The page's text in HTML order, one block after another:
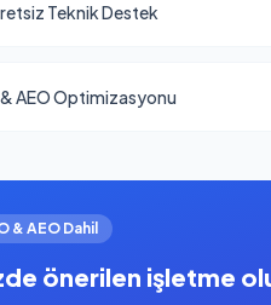
Teknik Destek
AEO Optimizasyonu
& AEO Dahil
önerilen işletme